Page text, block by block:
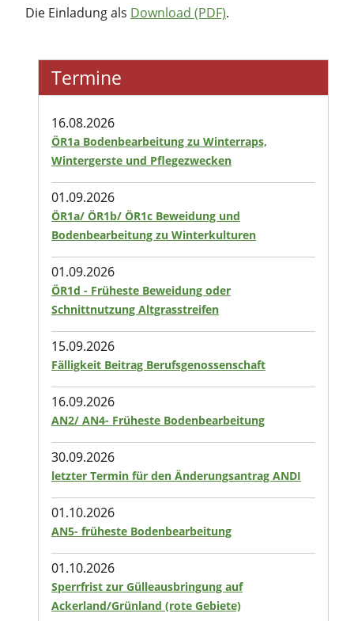
Die Einladung als Download (PDF).
Termine
16.08.2026
ÖR1a Bodenbearbeitung zu Winterraps,
Wintergerste und Pflegezwecken
01.09.2026
ÖR1a/ ÖR1b/ ÖR1c Beweidung und
Bodenbearbeitung zu Winterkulturen
01.09.2026
ÖR1d - Früheste Beweidung oder
Schnittnutzung Altgrasstreifen
15.09.2026
Fälligkeit Beitrag Berufsgenossenschaft
16.09.2026
AN2/ AN4- Früheste Bodenbearbeitung
30.09.2026
letzter Termin für den Änderungsantrag ANDI
01.10.2026
AN5- früheste Bodenbearbeitung
01.10.2026
Sperrfrist zur Gülleausbringung auf
Ackerland/Grünland (rote Gebiete)